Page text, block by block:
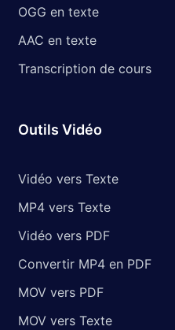
OGG en texte
AAC en texte
Transcription de cours
Outils Vidéo
Vidéo vers Texte
MP4 vers Texte
Vidéo vers PDF
Convertir MP4 en PDF
MOV vers PDF
MOV vers Texte